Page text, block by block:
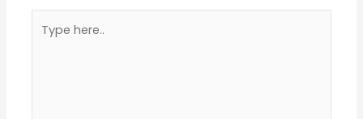
here..